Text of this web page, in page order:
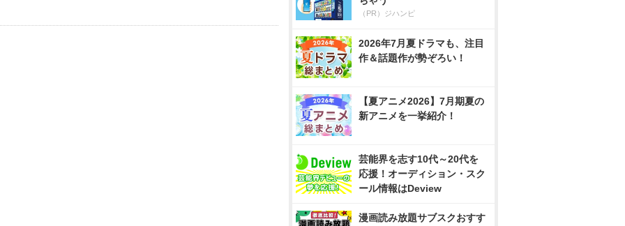
（PR）ジハンピ
2026年7月夏ドラマも、注目
作＆話題作が勢ぞろい！
【夏アニメ2026】7月期夏の
新アニメを一挙紹介！
芸能界を志す10代～20代を
応援！オーディション・スク
ール情報はDeview
漫画読み放題サブスクおすす